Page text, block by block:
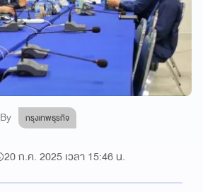
By กรุงเทพธุรกิจ
20 ก.ค. 2025 เวลา 15:46 น.